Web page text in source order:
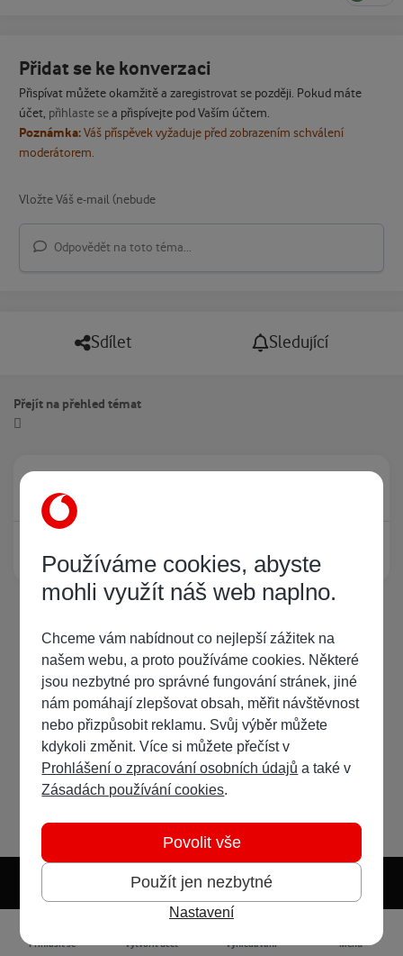
Přidat se ke konverzaci
Přispívat můžete okamžitě a zaregistrovat se později. Pokud máte
účet, přihlaste sea přispívejte pod Vaším účtem.
Poznámka:Váš příspěvek vyžaduje před zobrazením schválení
moderátorem.
Odpovědět na toto téma...
Sdílet Sledující
Přejít na přehled témat
Právě prohlíží tuto stránku
Žádný registrovaný uživatel si neprohlíží tuto stránku
Světlý režim Předvolba systému
Přihlásit se Vytvořit účet Vyhledávání Menu
Používáme cookies, abyste
mohli využít náš web naplno.
Chceme vám nabídnout co nejlepší zážitek na
našem webu, a proto používáme cookies. Některé
jsou nezbytné pro správné fungování stránek, jiné
nám pomáhají zlepšovat obsah, měřit návštěvnost
nebo přizpůsobit reklamu. Svůj výběr můžete
kdykoli změnit. Více si můžete přečíst v
Prohlášení o zpracování osobních údajů a také v
Zásadách používání cookies.
Použít jen nezbytné
Povolit vše
Nastavení